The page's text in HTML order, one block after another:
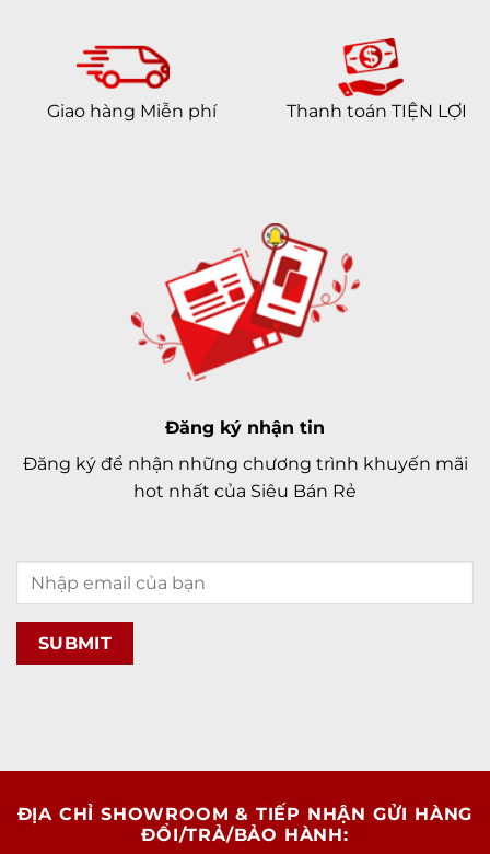
Giao hàng Miễn phí Thanh toán TIỆN LỢI
Đăng ký nhận tin
Đăng ký để nhận những chương trình khuyến mãi
hot nhất của Siêu Bán Rẻ
ĐỊA CHỈ SHOWROOM & TIẾP NHẬN GỬI HÀNG
ĐỔI/TRẢ/BẢO HÀNH: